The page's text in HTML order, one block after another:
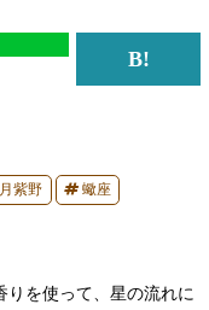
紫野 蠍座
を使って、星の流れに